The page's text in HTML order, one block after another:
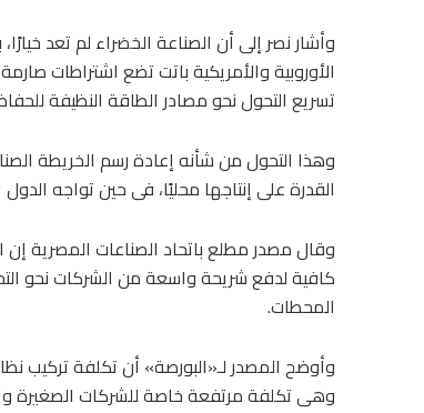
وأشار نصر إلى أن الصناعة الخضراء لم تعد
الأوروبية والأمريكية باتت تضع اشتراطات
تسريع التحول نحو مصادر الطاقة النظيفة
وهذا التحول من شأنه إعادة رسم الخريطة
القدرة على إنتاجها محليًا، فى حين تواجه
وقال مصدر مطلع باتحاد الصناعات المصرية إن
كافية لدفع شريحة واسعة من الشركات نحو
المحطات.
وهى تكلفة مرتفعة خاصة للشركات الصغيرة